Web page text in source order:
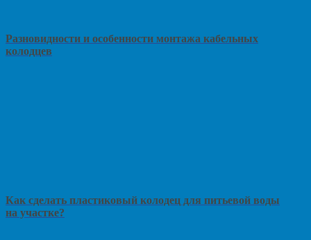
Разновидности и особенности монтажа кабельных
колодцев
Как сделать пластиковый колодец для питьевой воды
на участке?